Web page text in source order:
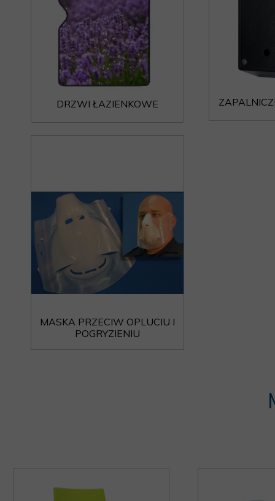
DRZWI ŁAZIENKOWE
MASKA PRZECIW OPLUCIU I
POGRYZIENIU